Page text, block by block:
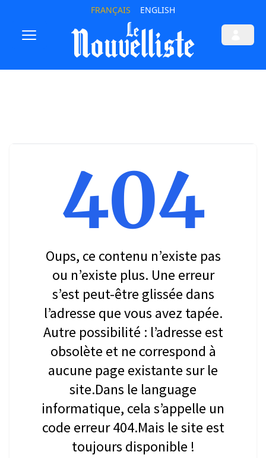
FRANÇAIS ENGLISH
404
Oups, ce contenu n’existe pas
ou n’existe plus. Une erreur
s’est peut-être glissée dans
l’adresse que vous avez tapée.
Autre possibilité : l’adresse est
obsolète et ne correspond à
aucune page existante sur le
site.Dans le language
informatique, cela s’appelle un
code erreur 404.Mais le site est
toujours disponible !